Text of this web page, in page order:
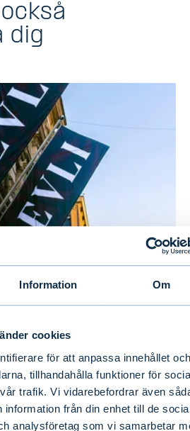
Information Om
cookies
för att anpassa innehållet och
tillhandahålla funktioner för
trafik. Vi vidarebefordrar även
information från din enhet till de
analysföretag som vi samarbetar
dig
1–6/2026:
första halvåret
14.07.2026